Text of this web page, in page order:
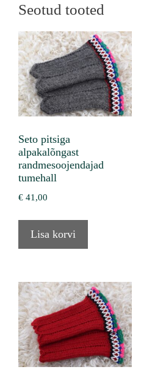
Seotud tooted
Seto pitsiga
alpakalõngast
randmesoojendajad
tumehall
€ 41,00
Lisa korvi